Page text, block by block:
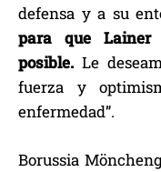
defensa y a su
para que Lainer
posible. Le
fuerza y
enfermedad”.
Borussia